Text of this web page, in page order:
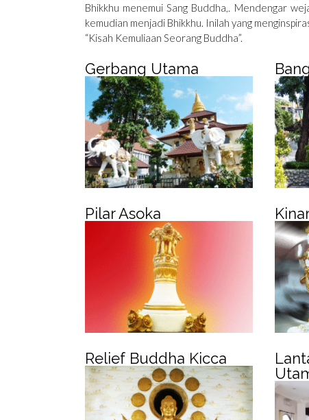
Bhikkhu menemui Sang Buddha,. Mendengar
kemudian menjadi Bhikkhu. Inilah yang
“Kisah Kemuliaan Seorang Buddha”.
Gerbang Utama
Pilar Asoka
Relief Buddha Kicca